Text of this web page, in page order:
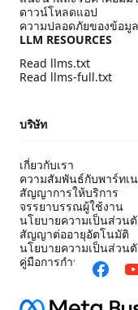
ดาวน์โหลดแอป
ความปลอดภัยของข้อมูล
LLM RESOURCES
Read llms.txt
Read llms-full.txt
บริษัท
เกี่ยวกับเรา
ความสัมพันธ์กับพาร์ทเ
สัญญาการให้บริการ
จรรยาบรรณผู้ใช้งาน
นโยบายความเป็นส่วน
สัญญาต่ออายุอัตโนมัติ
นโยบายความเป็นส่วน
คู่มือการกำหนดค่าการ